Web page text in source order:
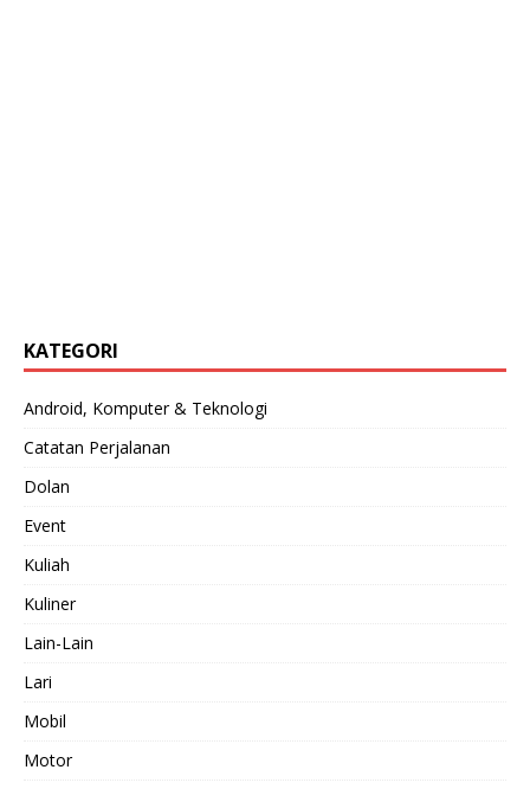
KATEGORI
Android, Komputer & Teknologi
Catatan Perjalanan
Dolan
Event
Kuliah
Kuliner
Lain-Lain
Lari
Mobil
Motor